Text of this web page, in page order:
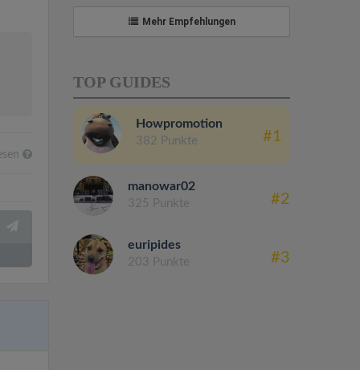
Mehr Empfehlungen
TOP GUIDES
Howpromotion
382 Punkte #1
manowar02
325 Punkte #2
euripides
203 Punkte #3